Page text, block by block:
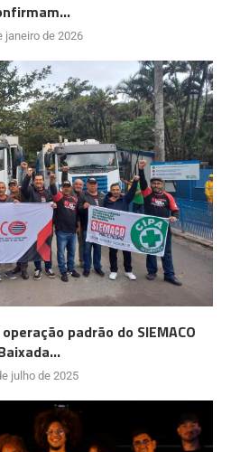
janeiro de 2026
padrão do SIEMACO
julho de 2025